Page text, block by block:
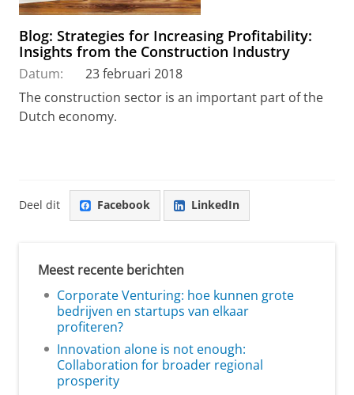
Blog: Strategies for Increasing Profitability:
Insights from the Construction Industry
Datum:
23 februari 2018
The construction sector is an important part of the
Dutch economy.
Deel dit Facebook LinkedIn
Meest recente berichten
Corporate Venturing: hoe kunnen grote
bedrijven en startups van elkaar
profiteren?
Innovation alone is not enough:
Collaboration for broader regional
prosperity